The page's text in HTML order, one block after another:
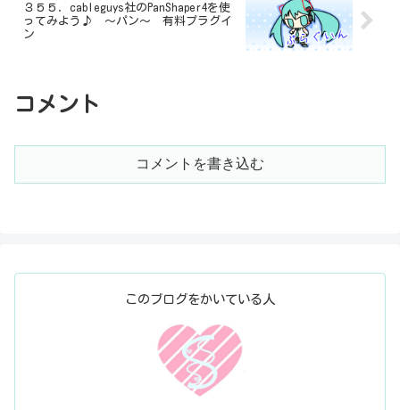
３５５．cableguys社のPanShaper4を使
ってみよう♪ ～パン～ 有料プラグイ
ン
コメント
コメントを書き込む
このブログをかいている人